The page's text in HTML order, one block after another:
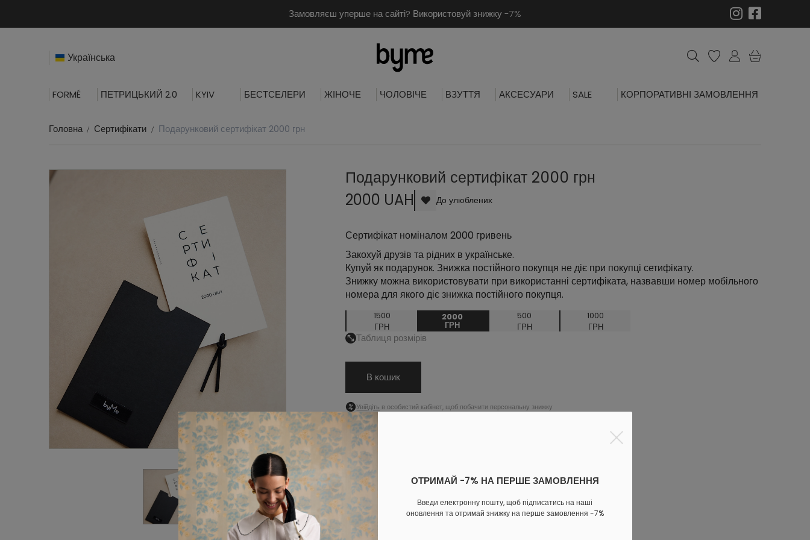
Замовляєш уперше на сайті? Використовуй знижку -7%
Українська
FORMÉ ПЕТРИЦЬКИЙ 2.0 KYIV БЕСТСЕЛЕРИ ЖІНОЧЕ ЧОЛОВІЧЕ ВЗУТТЯ АКСЕСУАРИ SALE КОРПОРАТИВНІ ЗАМОВЛЕННЯ
ОТРИМАЙ -7% НА ПЕРШЕ ЗАМОВЛЕННЯ
Введи електронну пошту, щоб підписатись на наші
оновлення та отримай знижку на перше замовлення -7%
Головна Сертифікати Подарунковий сертифікат 2000 грн
Подарунковий сертифікат 2000 грн
2000 UAH До улюблених
Сертифікат номіналом 2000 гривень
Закохуй друзів та рідних в українське.
Купуй як подарунок. Знижка постійного покупця не діє при покупці сетифікату.
Знижку можна використовувати при використанні сертифіката, назвавши номер мобільного
номера для якого діє знижка постійного покупця.
1500
ГРН
2000
ГРН
500
ГРН
1000
ГРН
Таблиця розмірів
В кошик
Увійдіть в особистий кабінет, щоб побачити персональну знижку
ОПЛАТА
ДОСТАВКА
ОБМІН ТА ПОВЕРНЕННЯ
Доповни образ